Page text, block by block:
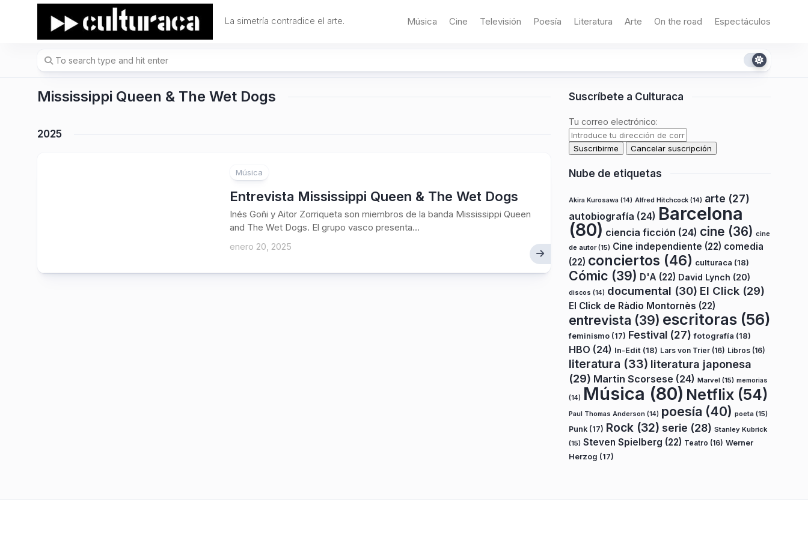
La simetría contradice el arte. Música Cine Televisión Poesía Literatura Arte On the road Espectáculos
Mississippi Queen & The Wet Dogs
2025
Música
Entrevista Mississippi Queen & The Wet Dogs
Inés Goñi y Aitor Zorriqueta son miembros de la banda Mississippi Queen
and The Wet Dogs. El grupo vasco presenta...
enero 20, 2025
Suscríbete a Culturaca
Tu correo electrónico:
Nube de etiquetas
Akira Kurosawa (14) Alfred Hitchcock (14) arte (27)
autobiografía (24) Barcelona
(80) ciencia ficción (24) cine (36) cine
de autor(15) Cine independiente (22) comedia
(22) conciertos (46) culturaca (18)
Cómic (39) D'A (22) David Lynch (20)
discos (14) documental (30) El Click (29)
El Click de Ràdio Montornès (22)
entrevista (39) escritoras (56)
feminismo (17) Festival (27) fotografía (18)
HBO (24) In-Edit (18) Lars von Trier (16) Libros (16)
literatura (33) literatura japonesa
(29) Martin Scorsese (24) Marvel (15) memorias
(14) Música (80) Netflix (54)
Paul Thomas Anderson (14) poesía (40) poeta (15)
Punk (17) Rock (32) serie (28) Stanley Kubrick
(15) Steven Spielberg (22) Teatro (16) Werner
Herzog (17)